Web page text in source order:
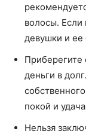
волосы.
девушки и ее
Приберегите
деньги в
покой и
Нельзя